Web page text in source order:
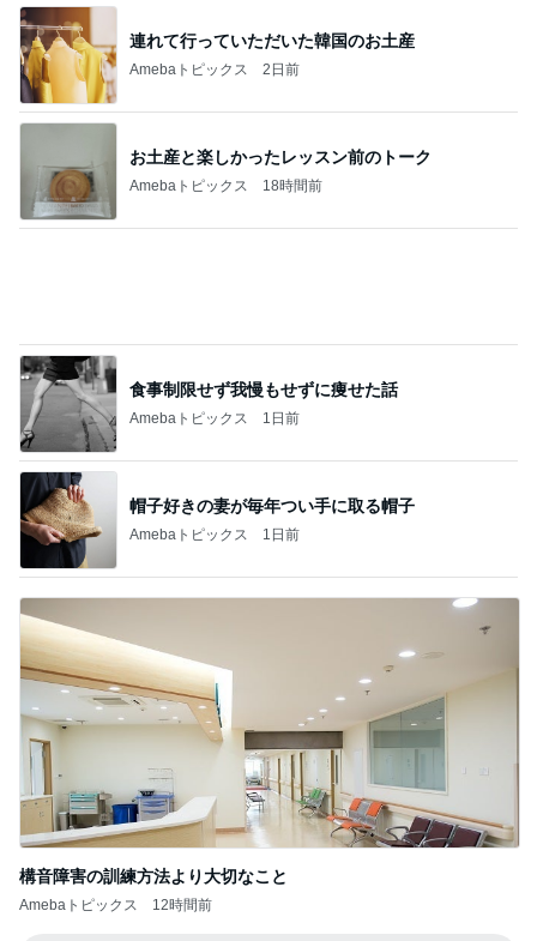
連れて行っていただいた韓国のお土産
Amebaトピックス 2日前
お土産と楽しかったレッスン前のトーク
Amebaトピックス 18時間前
帽子好きの妻が毎年つい手に取る帽子
Amebaトピックス 1日前
構音障害の訓練方法より大切なこと
Amebaトピックス 12時間前
記事を読む